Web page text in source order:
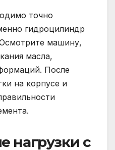
точно
гидроцилиндр
машину,
масла,
После
на корпусе и
нагрузки с